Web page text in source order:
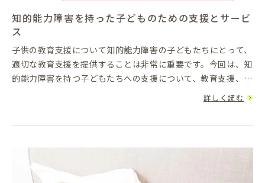
知的能力障害を持った子どものための支援とサービ
ス
子供の教育支援について知的能力障害の子どもたちにとって、
適切な教育支援を提供することは非常に重要です。今回は、知
的能力障害を持つ子どもたちへの支援について、教育支援、専
門家による支援、家族支援、地域の支援について詳しく説明し
詳しく読む